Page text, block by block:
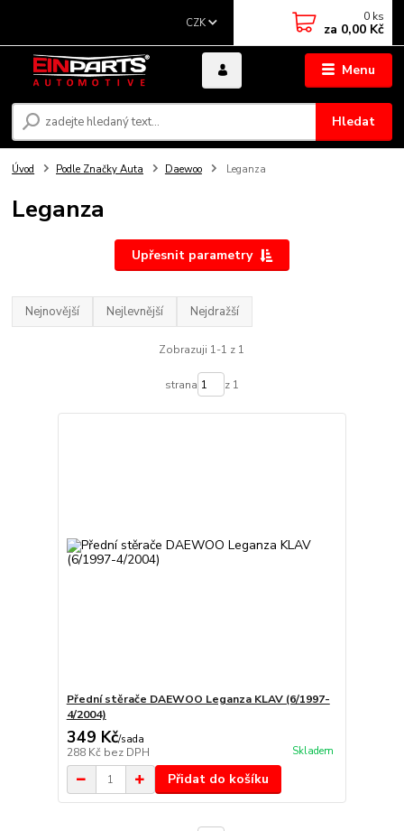
Menu
CZK
Hledat
0 ks
za 0,00 Kč
Úvod Podle Značky Auta Daewoo Leganza
Leganza
Upřesnit parametry
Nejnovější Nejlevnější Nejdražší
Zobrazuji 1-1 z 1
strana z 1
Přední stěrače DAEWOO Leganza KLAV (6/1997-
4/2004)
349 Kč/sada
288 Kč bez DPH Skladem
Přidat do košíku